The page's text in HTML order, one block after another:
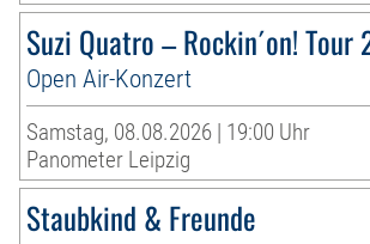
Suzi Quatro – Rockin´on! Tour
Open Air-Konzert
Samstag, 08.08.2026 | 19:00 Uhr
Panometer Leipzig
Staubkind & Freunde